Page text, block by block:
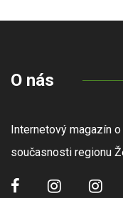
O nás
Internetový magazín
současnosti regionu